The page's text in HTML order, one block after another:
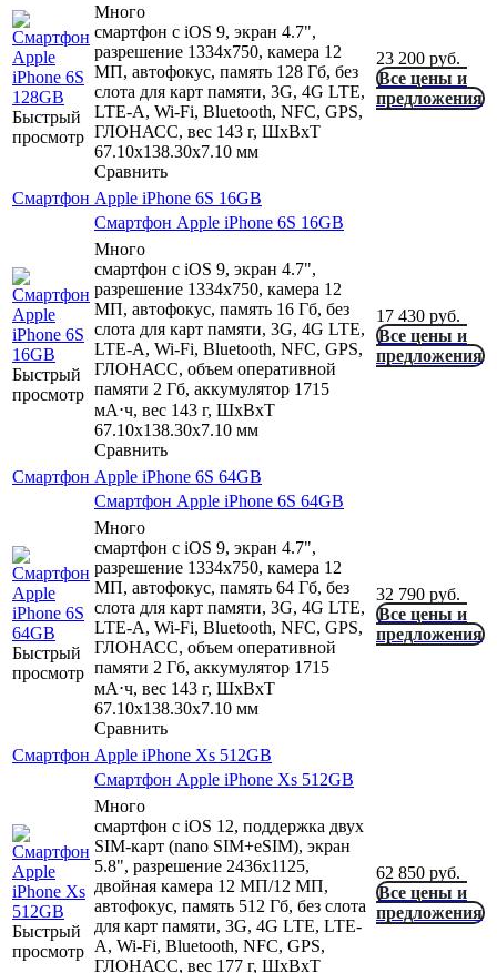
Быстрый
просмотр
Много
смартфон с iOS 9, экран 4.7",
разрешение 1334x750, камера 12
МП, автофокус, память 128 Гб, без
слота для карт памяти, 3G, 4G LTE,
LTE-A, Wi-Fi, Bluetooth, NFC, GPS,
ГЛОНАСС, вес 143 г, ШxВxТ
67.10x138.30x7.10 мм
Сравнить
23 200 руб.
Все цены и
предложения
Смартфон Apple iPhone 6S 16GB
Быстрый
просмотр
Смартфон Apple iPhone 6S 16GB
Много
смартфон с iOS 9, экран 4.7",
разрешение 1334x750, камера 12
МП, автофокус, память 16 Гб, без
слота для карт памяти, 3G, 4G LTE,
LTE-A, Wi-Fi, Bluetooth, NFC, GPS,
ГЛОНАСС, объем оперативной
памяти 2 Гб, аккумулятор 1715
мА⋅ч, вес 143 г, ШxВxТ
67.10x138.30x7.10 мм
Сравнить
17 430 руб.
Все цены и
предложения
Смартфон Apple iPhone 6S 64GB
Быстрый
просмотр
Смартфон Apple iPhone 6S 64GB
Много
смартфон с iOS 9, экран 4.7",
разрешение 1334x750, камера 12
МП, автофокус, память 64 Гб, без
слота для карт памяти, 3G, 4G LTE,
LTE-A, Wi-Fi, Bluetooth, NFC, GPS,
ГЛОНАСС, объем оперативной
памяти 2 Гб, аккумулятор 1715
мА⋅ч, вес 143 г, ШxВxТ
67.10x138.30x7.10 мм
Сравнить
32 790 руб.
Все цены и
предложения
Смартфон Apple iPhone Xs 512GB
Быстрый
просмотр
Смартфон Apple iPhone Xs 512GB
Много
смартфон с iOS 12, поддержка двух
SIM-карт (nano SIM+eSIM), экран
5.8", разрешение 2436x1125,
двойная камера 12 МП/12 МП,
автофокус, память 512 Гб, без слота
для карт памяти, 3G, 4G LTE, LTE-
A, Wi-Fi, Bluetooth, NFC, GPS,
ГЛОНАСС, вес 177 г, ШxВxТ
62 850 руб.
Все цены и
предложения